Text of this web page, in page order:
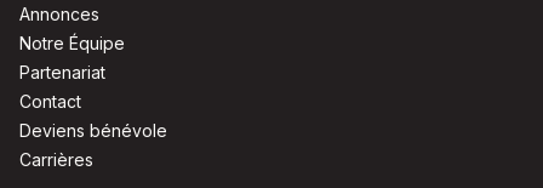
Annonces
Notre Équipe
Partenariat
Contact
Deviens bénévole
Carrières